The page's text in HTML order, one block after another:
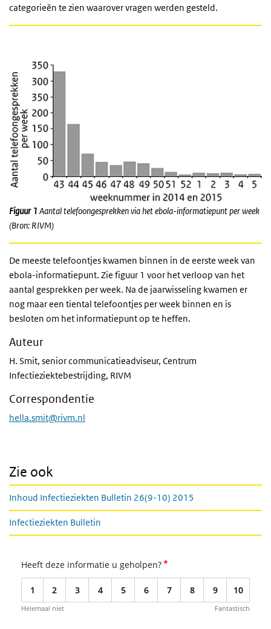
categorieën te zien waarover vragen werden gesteld.
Figuur 1 Aantal telefoongesprekken via het ebola-informatiepunt per week
(Bron: RIVM)
De meeste telefoontjes kwamen binnen in de eerste week van
ebola-informatiepunt. Zie figuur 1 voor het verloop van het
aantal gesprekken per week. Na de jaarwisseling kwamen er
nog maar een tiental telefoontjes per week binnen en is
besloten om het informatiepunt op te heffen.
Auteur
H. Smit, senior communicatieadviseur, Centrum
Infectieziektebestrijding, RIVM
Correspondentie
hella.smit@rivm.nl
Zie ook
Inhoud Infectieziekten Bulletin 26(9-10) 2015
Infectieziekten Bulletin
Heeft deze informatie u geholpen?*
1 2 3 4 5 6 7 8 9 10
Helemaal niet Fantastisch